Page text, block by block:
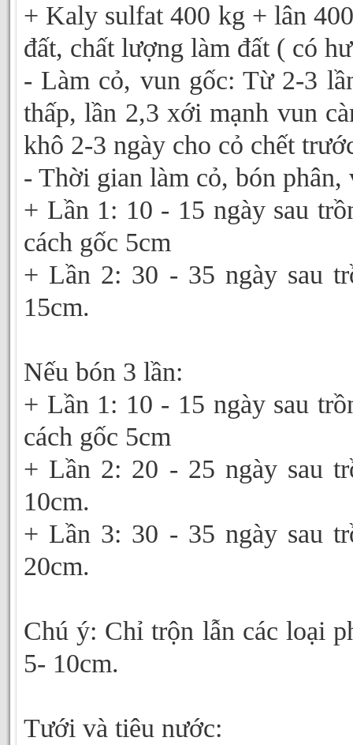
+ Kaly sulfat 400 kg + lân
đất, chất lượng làm đất ( có
- Làm cỏ, vun gốc: Từ 2-3
thấp, lần 2,3 xới mạnh vun
khô 2-3 ngày cho cỏ chết
- Thời gian làm cỏ, bón
+ Lần 1: 10 - 15 ngày sau
cách gốc 5cm
+ Lần 2: 30 - 35 ngày sau
15cm.
Nếu bón 3 lần:
+ Lần 1: 10 - 15 ngày sau
cách gốc 5cm
+ Lần 2: 20 - 25 ngày sau
10cm.
+ Lần 3: 30 - 35 ngày sau
20cm.
Chú ý: Chỉ trộn lẫn các loại
5- 10cm.
Tưới và tiêu nước: